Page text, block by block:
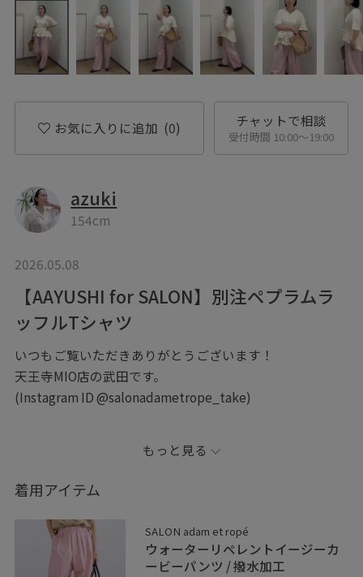
お気に入りに追加 (0) チャットで相談
受付時間 10:00〜19:00
azuki
154cm
2026.05.08
【AAYUSHI for SALON】別注ペプラムラ
ッフルTシャツ
いつもご覧いただきありがとうございます！
天王寺MIO店の武田です。
(Instagram ID @salonadametrope_take)
シ） for SALON】別注ペプラムラッフルTシャツを、人気
の撥水パンツと合わせてリラクシーに着てみました。
※記載のないものは私物となります
_ _ _ _ _ _ _ _ _ _ _ _ _ _ _
もっと見る
着用アイテム
SALON adam et ropé
ウォーターリペレントイージーカ
ービーパンツ / 撥水加工